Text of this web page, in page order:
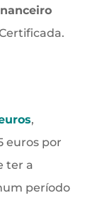
,
euros por
ter a
período